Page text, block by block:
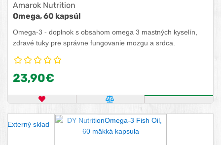
Amarok Nutrition
Omega, 60 kapsúl
Omega-3 - doplnok s obsahom omega 3 mastných kyselín,
zdravé tuky pre správne fungovanie mozgu a srdca.
23,90€
OBĽÚBENÝ PRODUKTPOROVNAŤ PRODUKTZISTITE
Externý sklad